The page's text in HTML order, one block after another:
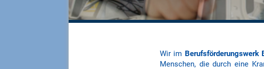
Wir im Berufsförderungswerk
Men­schen, die durch eine